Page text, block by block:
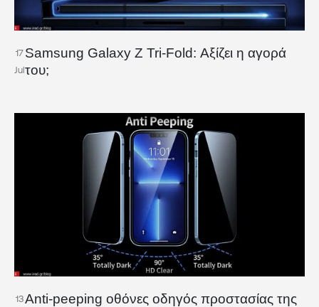
17
Jul
Samsung Galaxy Z Tri-Fold: Αξίζει η αγορά
του;
13Anti-peeping οθόνες οδηγός προστασίας της